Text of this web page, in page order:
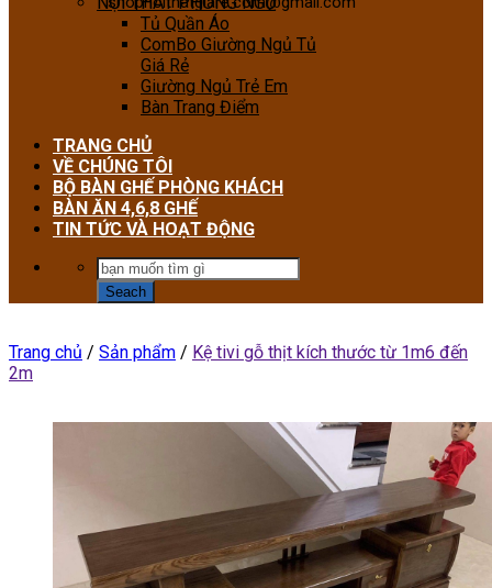
Tủ Quần Áo
ComBo Giường Ngủ Tủ
Giá Rẻ
Giường Ngủ Trẻ Em
Bàn Trang Điểm
TRANG CHỦ
VỀ CHÚNG TÔI
BỘ BÀN GHẾ PHÒNG KHÁCH
BÀN ĂN 4,6,8 GHẾ
TIN TỨC VÀ HOẠT ĐỘNG
Trang chủ / Sản phẩm / Kệ tivi gỗ thịt kích thước từ 1m6 đến
2m